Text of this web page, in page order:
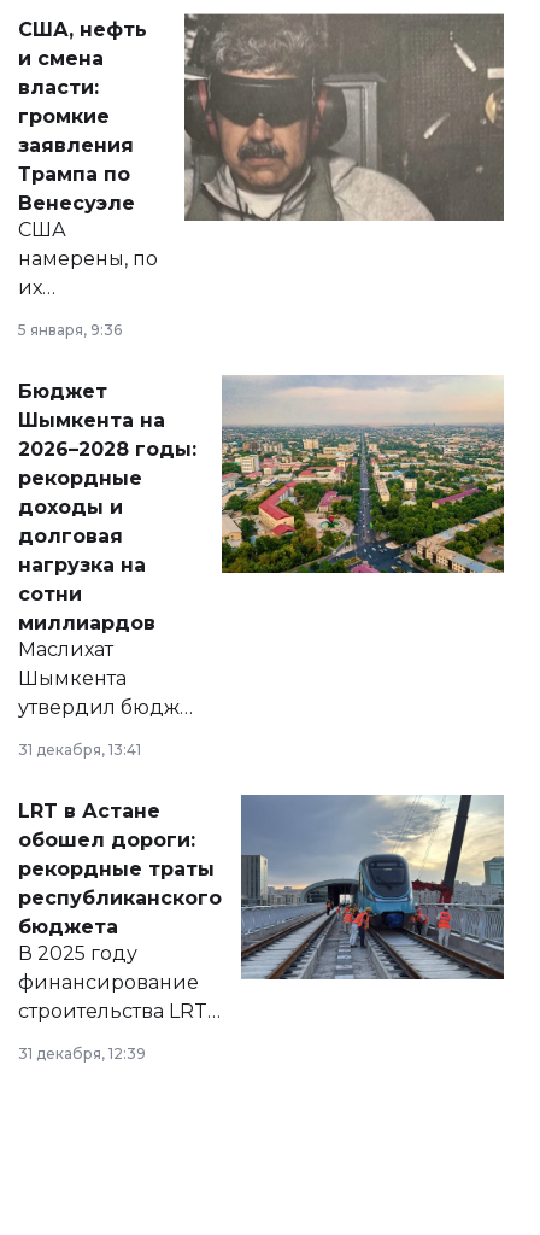
актуальных тем —
от слухов о
политических
реформах до
вопросов армии,
экономики и
личного здоровья.
США, нефть
и смена
власти:
громкие
заявления
Трампа по
Венесуэле
США
намерены, по
их
принести
народу
Венесуэлы.
5 января, 9:36
Бюджет
Шымкента на
2026–2028 годы:
рекордные
доходы и
долговая
нагрузка на
сотни
миллиардов
Маслихат
Шымкента
утвердил бюджет
города на 2026–
2028 годы.
документ
появился в базе
нормативных
правовых актов и
на сайте маслихат
города.
31 декабря, 13:41
LRT в Астане
обошел дороги:
рекордные траты
республиканского
бюджета
В 2025 году
финансирование
строительства LRT
в Астане из
республиканского
31 декабря, 12:39